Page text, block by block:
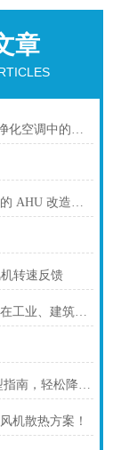
章
ebm离心风机在医疗净化空调中的静音与洁净优势
某大型电子制造工厂的 AHU 改造项目
转速反馈
耐高温高压离心风机在工业、建筑、环境工程等领域中发挥着重要的作用
数据中心EC风机选型指南，轻松降温更省电
机散热方案！